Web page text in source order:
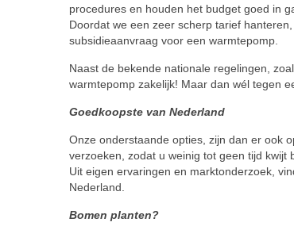
procedures en houden het budget goed in
Doordat we een zeer scherp tarief
subsidieaanvraag voor een warmtepomp.
Naast de bekende nationale regelingen,
warmtepomp zakelijk! Maar dan wél tegen
Goedkoopste van Nederland
Onze onderstaande opties, zijn dan er ook
verzoeken, zodat u weinig tot geen tijd kwijt
Uit eigen ervaringen en marktonderzoek,
Nederland.
Bomen planten?